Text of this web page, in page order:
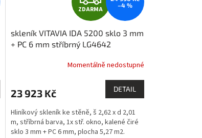
D
A
R
M
A
ZDARMA
–4 %
skleník VITAVIA IDA 5200 sklo 3 mm
+ PC 6 mm stříbrný LG4642
Momentálně nedostupné
23 923 Kč DETAIL
Hliníkový skleník ke stěně, š 2,62 x d 2,01
m, stříbrná barva, 1x stř. okno, kalené čiré
sklo 3 mm + PC 6 mm, plocha 5,27 m2.